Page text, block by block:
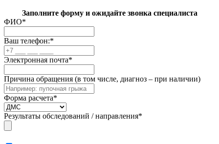
Заполните форму и ожидайте звонка специалиста
ФИО*
Ваш телефон:*
Электронная почта*
Причина обращения (в том числе, диагноз – при наличии)
Форма расчета*
Результаты обследований / направления*